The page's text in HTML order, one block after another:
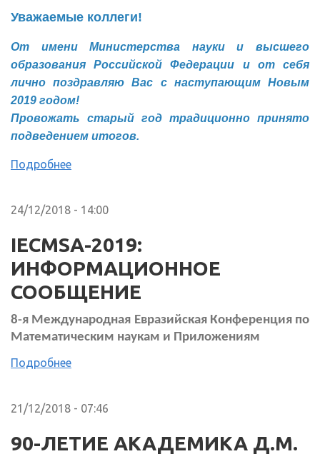
Уважаемые коллеги!
От имени Министерства науки и высшего
образования Российской Федерации и от себя
лично поздравляю Вас с наступающим Новым
2019 годом!
Провожать старый год традиционно принято
подведением итогов.
Подробнее
24/12/2018 - 14:00
IECMSA-2019:
ИНФОРМАЦИОННОЕ
СООБЩЕНИЕ
8-я Международная Евразийская Конференция по
Математическим наукам и Приложениям
Подробнее
21/12/2018 - 07:46
90-ЛЕТИЕ АКАДЕМИКА Д.М.